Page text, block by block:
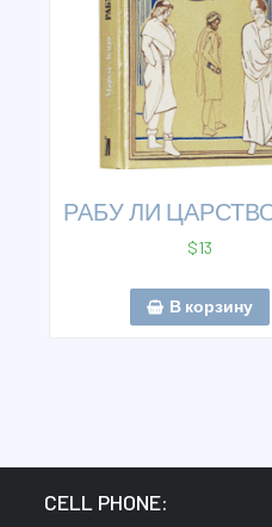
РАБУ ЛИ
$13
В корзину
CELL PHONE: